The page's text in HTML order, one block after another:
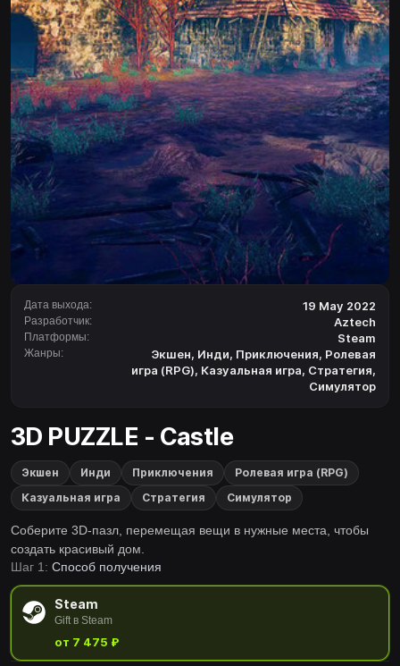
Дата выхода: 19 May 2022
Разработчик: Aztech
Платформы: Steam
Жанры: Экшен, Инди, Приключения, Ролевая
игра (RPG), Казуальная игра, Стратегия,
Симулятор
3D PUZZLE - Castle
Экшен Инди Приключения
Ролевая игра (RPG)
Казуальная игра
Стратегия Симулятор
Соберите 3D-пазл, перемещая вещи в нужные места, чтобы
создать красивый дом.
Шаг 1: Способ получения
Steam
Gift в Steam
от 7 475 ₽